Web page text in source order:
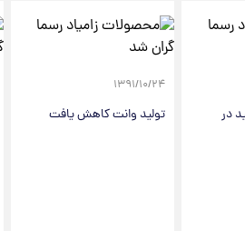
در
۱۳۹۱/۱۰/۲۴
تولید وانت کاهش یافت